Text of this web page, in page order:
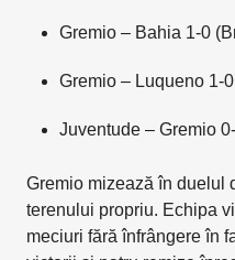
Gremio – Bahia 1-0
Gremio – Luqueno 1-
Juventude – Gremio
Gremio mizează în duelul
terenului propriu. Echipa
meciuri fără înfrângere în